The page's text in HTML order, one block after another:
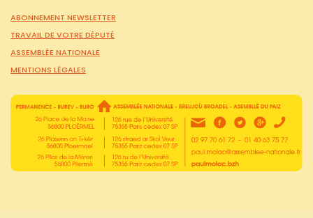
ABONNEMENT NEWSLETTER
TRAVAIL DE VOTRE DÉPUTÉ
ASSEMBLÉE NATIONALE
MENTIONS LÉGALES